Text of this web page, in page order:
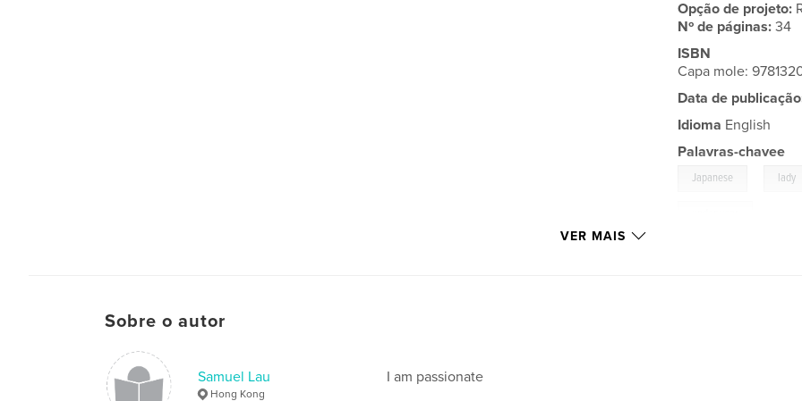
Opção de projeto:
Nº de páginas:34
ISBN
Capa mole:
Data de
Idioma English
Palavras-chavee
Japanese lady
VER MAIS
Sobre o autor
Samuel Lau
Hong Kong
I am passionate